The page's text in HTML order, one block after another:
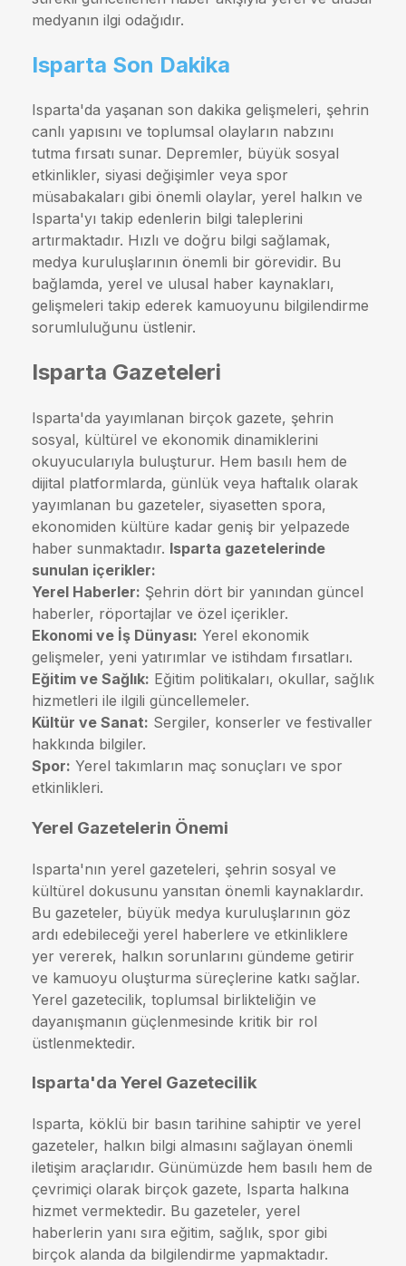
medyanın ilgi odağıdır.
Isparta Son Dakika
Isparta'da yaşanan son dakika gelişmeleri, şehrin
canlı yapısını ve toplumsal olayların nabzını
tutma fırsatı sunar. Depremler, büyük sosyal
etkinlikler, siyasi değişimler veya spor
müsabakaları gibi önemli olaylar, yerel halkın ve
Isparta'yı takip edenlerin bilgi taleplerini
artırmaktadır. Hızlı ve doğru bilgi sağlamak,
medya kuruluşlarının önemli bir görevidir. Bu
bağlamda, yerel ve ulusal haber kaynakları,
gelişmeleri takip ederek kamuoyunu bilgilendirme
sorumluluğunu üstlenir.
Isparta Gazeteleri
Isparta'da yayımlanan birçok gazete, şehrin
sosyal, kültürel ve ekonomik dinamiklerini
okuyucularıyla buluşturur. Hem basılı hem de
dijital platformlarda, günlük veya haftalık olarak
yayımlanan bu gazeteler, siyasetten spora,
ekonomiden kültüre kadar geniş bir yelpazede
haber sunmaktadır. Isparta gazetelerinde
sunulan içerikler:
Yerel Haberler: Şehrin dört bir yanından güncel
haberler, röportajlar ve özel içerikler.
Ekonomi ve İş Dünyası: Yerel ekonomik
gelişmeler, yeni yatırımlar ve istihdam fırsatları.
Eğitim ve Sağlık: Eğitim politikaları, okullar, sağlık
hizmetleri ile ilgili güncellemeler.
Kültür ve Sanat: Sergiler, konserler ve festivaller
hakkında bilgiler.
Spor: Yerel takımların maç sonuçları ve spor
etkinlikleri.
Yerel Gazetelerin Önemi
Isparta'nın yerel gazeteleri, şehrin sosyal ve
kültürel dokusunu yansıtan önemli kaynaklardır.
Bu gazeteler, büyük medya kuruluşlarının göz
ardı edebileceği yerel haberlere ve etkinliklere
yer vererek, halkın sorunlarını gündeme getirir
ve kamuoyu oluşturma süreçlerine katkı sağlar.
Yerel gazetecilik, toplumsal birlikteliğin ve
dayanışmanın güçlenmesinde kritik bir rol
üstlenmektedir.
Isparta'da Yerel Gazetecilik
Isparta, köklü bir basın tarihine sahiptir ve yerel
gazeteler, halkın bilgi almasını sağlayan önemli
iletişim araçlarıdır. Günümüzde hem basılı hem de
çevrimiçi olarak birçok gazete, Isparta halkına
hizmet vermektedir. Bu gazeteler, yerel
haberlerin yanı sıra eğitim, sağlık, spor gibi
birçok alanda da bilgilendirme yapmaktadır.